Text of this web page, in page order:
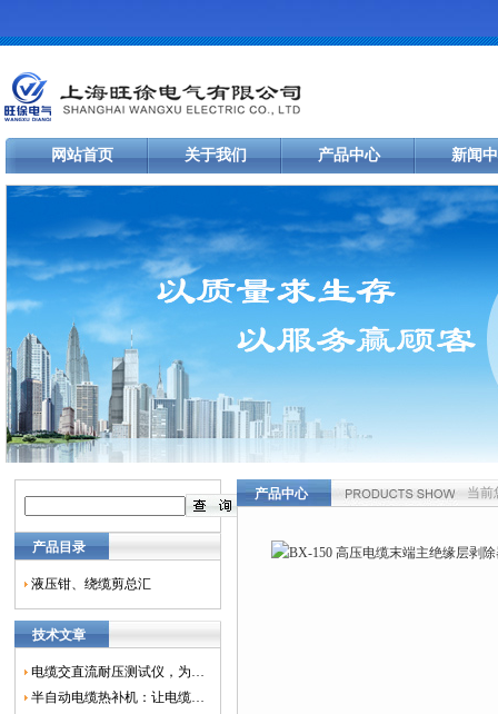
网站首页 关于我们 产品中心 新闻
产品目录
液压钳、绕缆剪总汇
技术文章
电缆交直流耐压测试仪，为电网安全保驾护航
半自动电缆热补机：让电缆修复更简单、更高效！
产品中心 当前